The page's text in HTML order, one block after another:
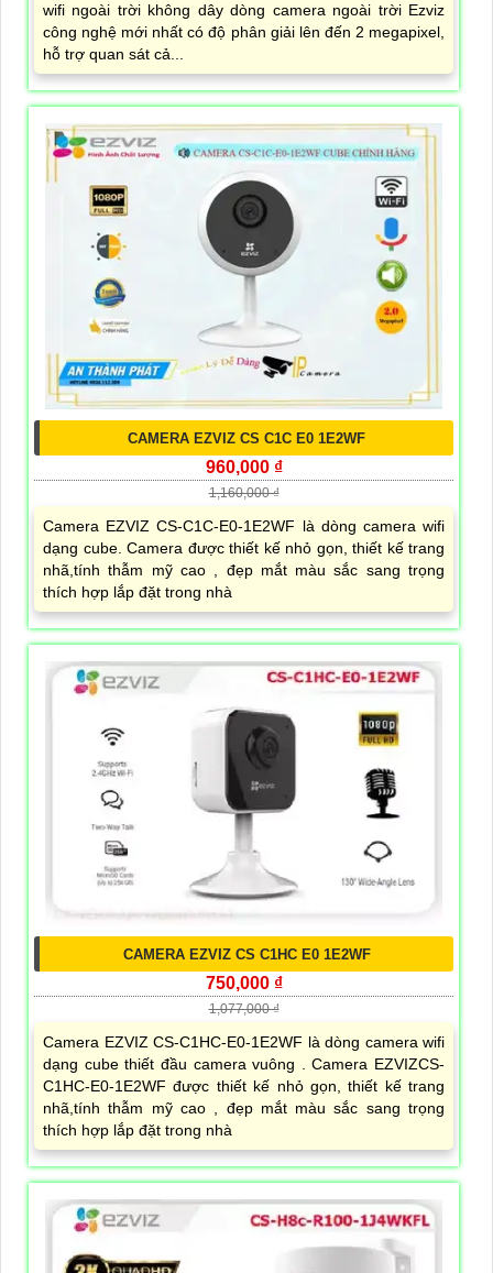
wifi ngoài trời không dây dòng camera ngoài trời Ezviz
công nghệ mới nhất có độ phân giải lên đến 2 megapixel,
hỗ trợ quan sát cả...
CAMERA EZVIZ CS C1C E0 1E2WF
960,000 ₫
1,160,000 ₫
Camera EZVIZ CS-C1C-E0-1E2WF là dòng camera wifi
dạng cube. Camera được thiết kế nhỏ gọn, thiết kế trang
nhã,tính thẫm mỹ cao , đẹp mắt màu sắc sang trọng
thích hợp lắp đặt trong nhà
CAMERA EZVIZ CS C1HC E0 1E2WF
750,000 ₫
1,077,000 ₫
Camera EZVIZ CS-C1HC-E0-1E2WF là dòng camera wifi
dạng cube thiết đầu camera vuông . Camera EZVIZCS-
C1HC-E0-1E2WF được thiết kế nhỏ gọn, thiết kế trang
nhã,tính thẫm mỹ cao , đẹp mắt màu sắc sang trọng
thích hợp lắp đặt trong nhà